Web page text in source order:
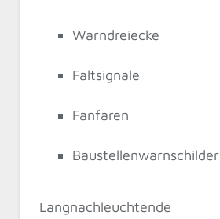
Warndreiecke
Faltsignale
Fanfaren
Baustellenwarnschilder
Langnachleuchtende